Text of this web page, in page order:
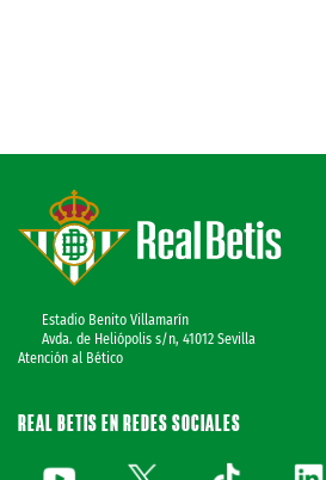
Estadio Benito Villamarín
Avda. de Heliópolis s/n, 41012 Sevilla
Atención al Bético
REAL BETIS EN REDES SOCIALES